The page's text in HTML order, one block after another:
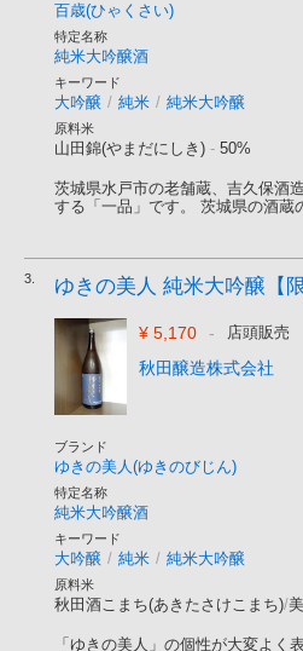
百歳(ひゃくさい)
特定名称
純米大吟醸酒
キーワード
大吟醸 / 純米 / 純米大吟醸
原料米
山田錦(やまだにしき) - 50%
茨城県水戸市の老舗蔵、吉久保酒
する「一品」です。 茨城県の酒蔵
3. ゆきの美人 純米大吟醸【
¥ 5,170 - 店頭販売
秋田醸造株式会社
ブランド
ゆきの美人(ゆきのびじん)
特定名称
純米大吟醸酒
キーワード
大吟醸 / 純米 / 純米大吟醸
原料米
秋田酒こまち(あきたさけこまち)/
「ゆきの美人」の個性が大変よく